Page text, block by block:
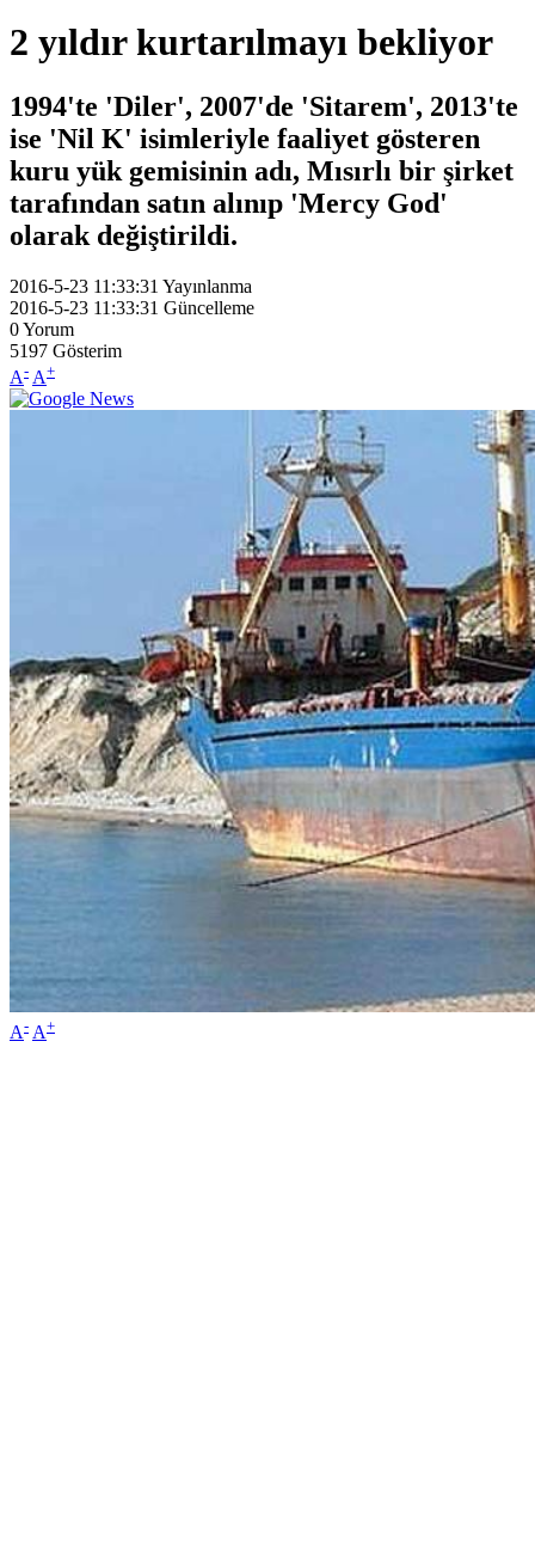
2 yıldır kurtarılmayı bekliyor
1994'te 'Diler', 2007'de 'Sitarem', 2013'te
ise 'Nil K' isimleriyle faaliyet gösteren
kuru yük gemisinin adı, Mısırlı bir şirket
tarafından satın alınıp 'Mercy God'
olarak değiştirildi.
2016-5-23 11:33:31 Yayınlanma
2016-5-23 11:33:31 Güncelleme
0Yorum
5197 Gösterim
A- A+
A- A+